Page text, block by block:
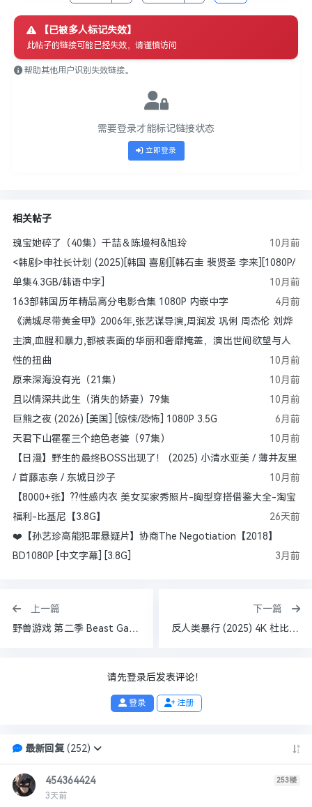
【已被多人标记失效】
此帖子的链接可能已经失效，请谨慎访问
帮助其他用户识别失效链接。
需要登录才能标记链接状态
立即登录
相关帖子
瑰宝她碎了（40集）千喆＆陈墁柯&旭玲
10月前
<韩剧>申社长计划 (2025)[韩国 喜剧][韩石圭 裴贤圣 李来][1080P/
单集4.3GB/韩语中字]
10月前
163部韩国历年精品高分电影合集 ​​​1080P 内嵌中字
4月前
《满城尽带黄金甲》2006年,张艺谋导演,周润发 巩俐 周杰伦 刘烨
主演,血腥和暴力,都被表面的华丽和奢靡掩盖，演出世间欲望与人
性的扭曲
10月前
原来深海没有光（21集）
10月前
且以情深共此生（消失的娇妻）79集
10月前
巨熊之夜 (2026) [美国] [惊悚/恐怖] 1080P 3.5G
6月前
天君下山霍霍三个绝色老婆（97集）
10月前
【日漫】野生的最终BOSS出现了！ (2025) 小清水亚美 / 薄井友里
/ 首藤志奈 / 东城日沙子
10月前
【8000+张】??性感内衣 美女买家秀照片-胸型穿搭借鉴大全-淘宝
福利-比基尼【3.8G】
26天前
❤️【孙艺珍高能犯罪悬疑片】协商The Negotiation【2018】
BD1080P [中文字幕] [3.8G]
3月前
上一篇
野兽游戏 第二季 Beast Games Season 2 (2026) 1080P 超清 [更3集] 英语中字
下一篇
反人类暴行 (2025) 4K 杜比视界p5 高码率 60FPS AAC2.0 内嵌中字 共281g 已刮削
请先登录后发表评论！
登录 注册
最新回复( 252)
454364424
3天前
253楼